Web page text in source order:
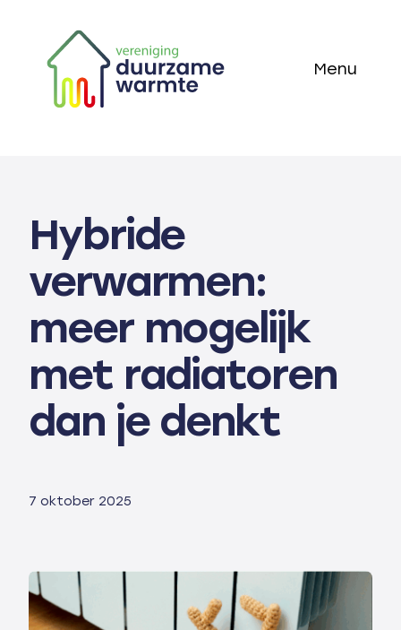
content
Menu
Technieken
Actueel
Over ons
Hybride
verwarmen:
meer mogelijk
met radiatoren
dan je denkt
7 oktober 2025